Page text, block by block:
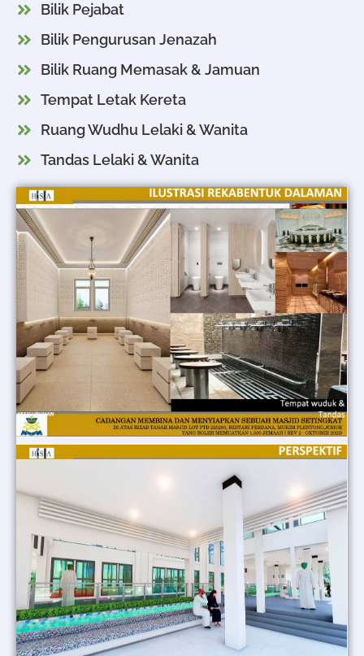
Bilik Pejabat
Bilik Pengurusan Jenazah
Bilik Ruang Memasak & Jamuan
Tempat Letak Kereta
Ruang Wudhu Lelaki & Wanita
Tandas Lelaki & Wanita